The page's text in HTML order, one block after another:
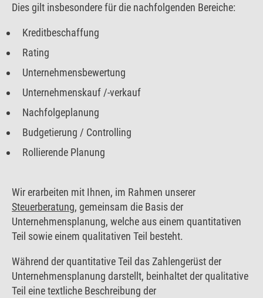
Dies gilt insbesondere für die nachfolgenden Bereiche:
Kreditbeschaffung
Rating
Unternehmensbewertung
Unternehmenskauf /-verkauf
Nachfolgeplanung
Budgetierung / Controlling
Rollierende Planung
Wir erarbeiten mit Ihnen, im Rahmen unserer
Steuerberatung, gemeinsam die Basis der
Unternehmensplanung, welche aus einem quantitativen
Teil sowie einem qualitativen Teil besteht.
Während der quantitative Teil das Zahlengerüst der
Unternehmensplanung darstellt, beinhaltet der qualitative
Teil eine textliche Beschreibung der